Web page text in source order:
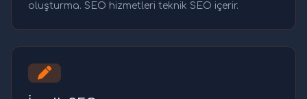
oluşturma. SEO hizmetleri teknik SEO içerir.